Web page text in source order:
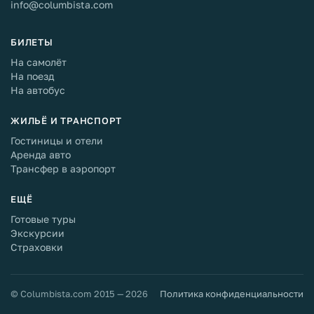
info@columbista.com
БИЛЕТЫ
На самолёт
На поезд
На автобус
ЖИЛЬЁ И ТРАНСПОРТ
Гостиницы и отели
Аренда авто
Трансфер в аэропорт
ЕЩЁ
Готовые туры
Экскурсии
Страховки
© Columbista.com 2015 — 2026 Политика конфиденциальности